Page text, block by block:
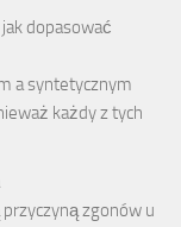
dopasować
a syntetycznym
każdy z tych
przyczyną zgonów u